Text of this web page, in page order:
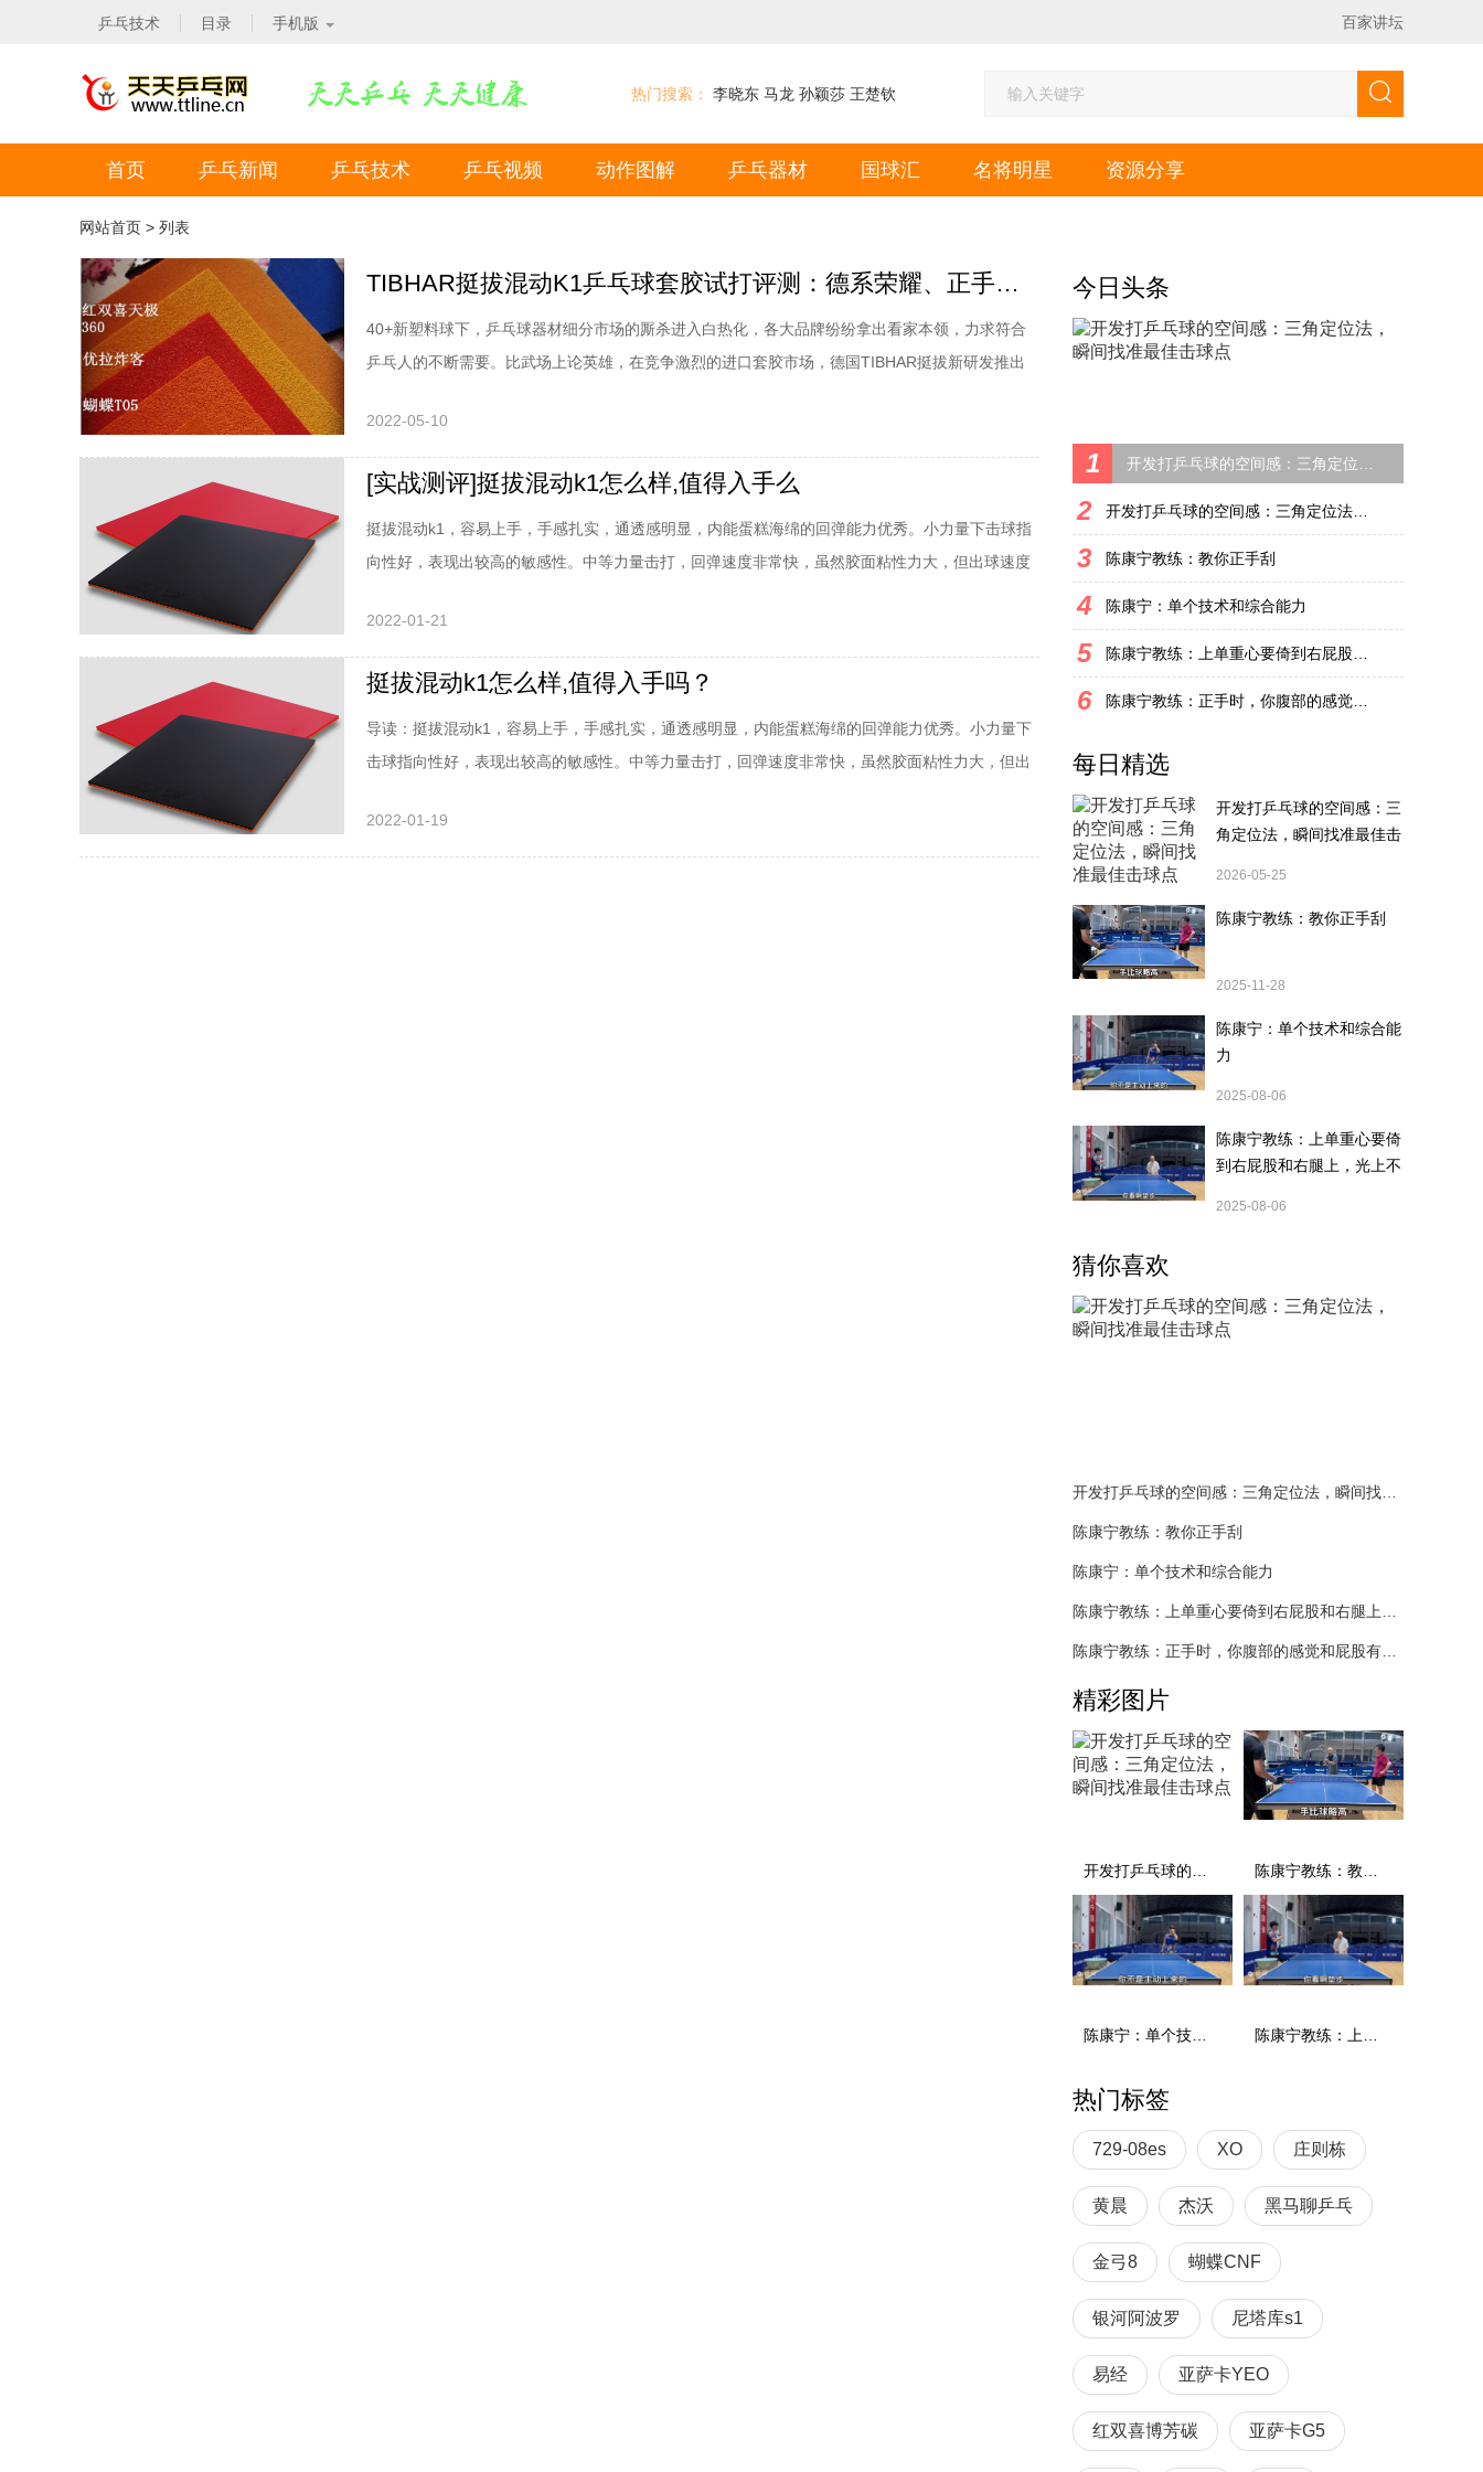
乒乓技术 目录 手机版 百家讲坛
热门搜索： 李晓东 马龙 孙颖莎 王楚钦
首页 乒乓新闻 乒乓技术 乒乓视频 动作图解 乒乓器材 国球汇 名将明星 资源分享
网站首页 > 列表
TIBHAR挺拔混动K1乒乓球套胶试打评测：德系荣耀、正手之道
40+新塑料球下，乒乓球器材细分市场的厮杀进入白热化，各大品牌纷纷拿出看家本领，力求符合
乒乓人的不断需要。比武场上论英雄，在竞争激烈的进口套胶市场，德国TIBHAR挺拔新研发推出
塑时代立足乱世的英雄气概。TIBHAR挺拔混动K1乒乓球套胶试打评测：官方介绍挺拔官方数据：
品名：HYBRID混动K1套胶S
2022-05-10
[实战测评]挺拔混动k1怎么样,值得入手么
挺拔混动k1，容易上手，手感扎实，通透感明显，内能蛋糕海绵的回弹能力优秀。小力量下击球指
向性好，表现出较高的敏感性。中等力量击打，回弹速度非常快，虽然胶面粘性力大，但出球速度
2022-01-21
挺拔混动k1怎么样,值得入手吗？
导读：挺拔混动k1，容易上手，手感扎实，通透感明显，内能蛋糕海绵的回弹能力优秀。小力量下
击球指向性好，表现出较高的敏感性。中等力量击打，回弹速度非常快，虽然胶面粘性力大，但出
2022-01-19
今日头条
1
2
3 陈康宁教练：教你正手刮
4 陈康宁：单个技术和综合能力
5
6
每日精选
开发打乒乓球的空间感：三
角定位法，瞬间找准最佳击
2026-05-25
陈康宁教练：教你正手刮
2025-11-28
陈康宁：单个技术和综合能
力
2025-08-06
陈康宁教练：上单重心要倚
到右屁股和右腿上，光上不
2025-08-06
猜你喜欢
陈康宁教练：教你正手刮
陈康宁：单个技术和综合能力
精彩图片
热门标签
729-08es XO 庄则栋
黄晨 杰沃 黑马聊乒乓
金弓8 蝴蝶CNF
银河阿波罗 尼塔库s1
易经 亚萨卡YEO
红双喜博芳碳 亚萨卡G5